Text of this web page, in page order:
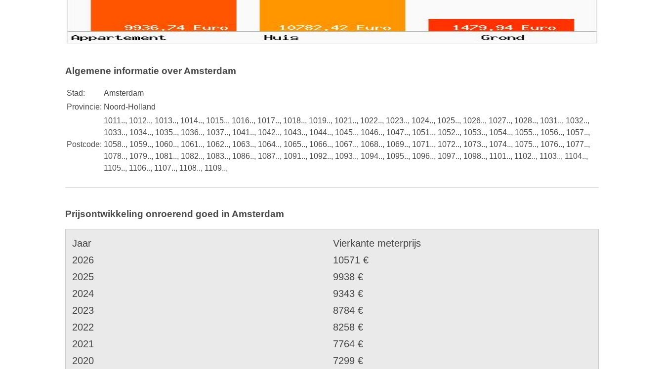
Algemene informatie over Amsterdam
Stad:
Amsterdam
Provincie: Noord-Holland
Postcode:
1011.., 1012.., 1013.., 1014.., 1015.., 1016.., 1017.., 1018.., 1019.., 1021.., 1022.., 1023.., 1024.., 1025.., 1026.., 1027.., 1028.., 1031.., 1032..,
1033.., 1034.., 1035.., 1036.., 1037.., 1041.., 1042.., 1043.., 1044.., 1045.., 1046.., 1047.., 1051.., 1052.., 1053.., 1054.., 1055.., 1056.., 1057..,
1058.., 1059.., 1060.., 1061.., 1062.., 1063.., 1064.., 1065.., 1066.., 1067.., 1068.., 1069.., 1071.., 1072.., 1073.., 1074.., 1075.., 1076.., 1077..,
1078.., 1079.., 1081.., 1082.., 1083.., 1086.., 1087.., 1091.., 1092.., 1093.., 1094.., 1095.., 1096.., 1097.., 1098.., 1101.., 1102.., 1103.., 1104..,
1105.., 1106.., 1107.., 1108.., 1109..,
Prijsontwikkeling onroerend goed in Amsterdam
Jaar
Vierkante meterprijs
2026
10571 €
2025
9938 €
2024
9343 €
2023
8784 €
2022
8258 €
2021
7764 €
2020
7299 €